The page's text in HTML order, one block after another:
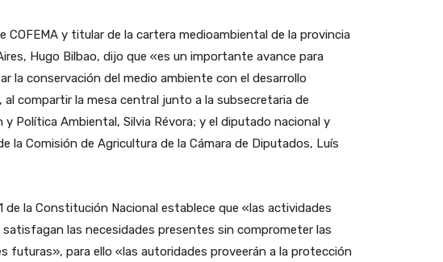
COFEMA y titular de la cartera medioambiental de la provincia
Hugo Bilbao, dijo que «es un importante avance para
la conservación del medio ambiente con el desarrollo
al compartir la mesa central junto a la subsecretaria de
y Política Ambiental, Silvia Révora; y el diputado nacional y
la Comisión de Agricultura de la Cámara de Diputados, Luís
de la Constitución Nacional establece que «las actividades
las necesidades presentes sin comprometer las
futuras», para ello «las autoridades proveerán a la protección